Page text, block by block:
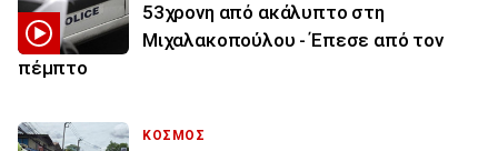
53χρονη από ακάλυπτο στη
Μιχαλακοπούλου - Έπεσε από τον
πέμπτο
ΚΟΣΜΟΣ